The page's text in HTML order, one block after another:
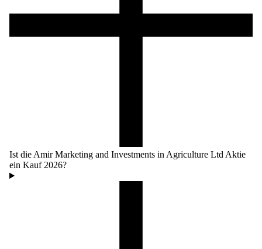
Ist die Amir Marketing and Investments in Agriculture Ltd Aktie
ein Kauf 2026?